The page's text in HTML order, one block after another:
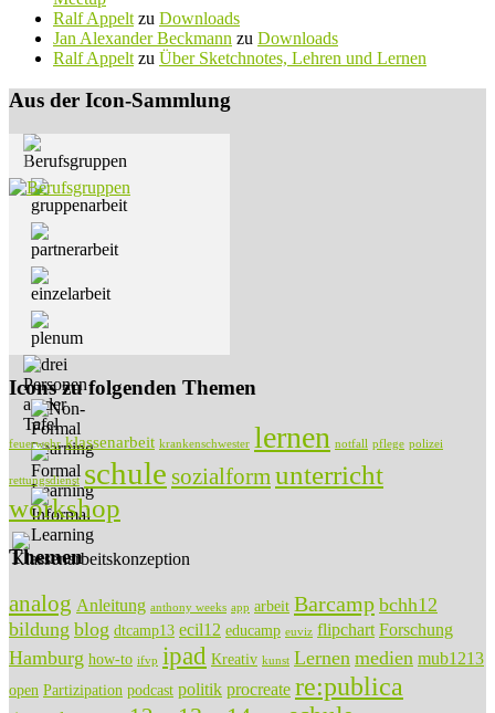
Ralf Appelt zu Downloads
Jan Alexander Beckmann zu Downloads
Ralf Appelt zu Über Sketchnotes, Lehren und Lernen
Aus der Icon-Sammlung
Icons zu folgenden Themen
feuerwehr klassenarbeit krankenschwester lernen notfall pflege polizei
rettungsdienst schule sozialformunterricht
workshop
Themen
analog Anleitung anthony weeks app arbeit Barcamp bchh12
bildung blog dtcamp13 ecil12 educamp euviz flipchart Forschung
Hamburg how-to ifvp ipad Kreativ kunst Lernen medien mub1213
open Partizipation podcast politik procreate re:publica